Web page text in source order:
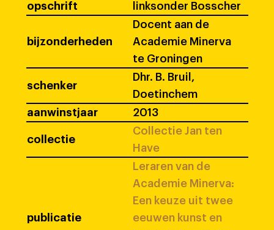
opschrift
linksonder Bosscher
bijzonderheden
Docent aan de
Academie Minerva
te Groningen
schenker
Dhr. B. Bruil,
Doetinchem
aanwinstjaar
2013
collectie
Collectie Jan ten
Have
publicatie
Leraren van de
Academie Minerva:
Een keuze uit twee
eeuwen kunst en